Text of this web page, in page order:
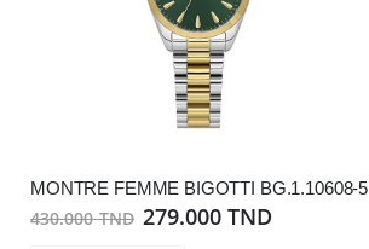
MONTRE FEMME BIGOTTI BG.1.10608-5
430.000 TND 279.000 TND